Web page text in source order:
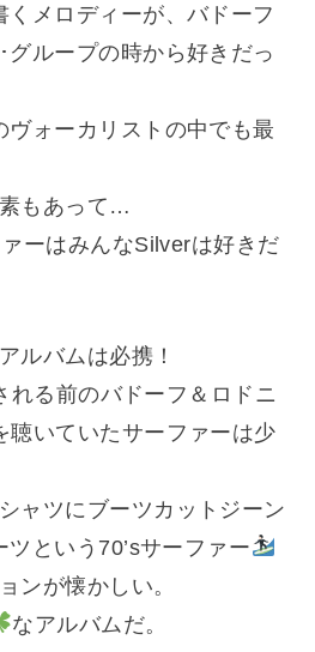
くメロディーが、バドーフ
グループの時から好きだっ
ヴォーカリストの中でも最
もあって…
ーはみんなSilverは好きだ
ルバムは必携！
れる前のバドーフ＆ロドニ
聴いていたサーファーは少
ャツにブーツカットジーン
ツという70’sサーファー
ンが懐かしい。
なアルバムだ。